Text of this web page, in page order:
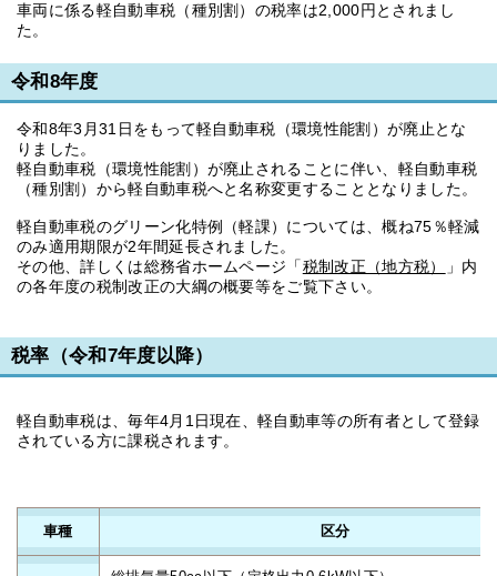
車両に係る軽自動車税（種別割）の税率は2,000円とされまし
た。
令和8年度
令和8年3月31日をもって軽自動車税（環境性能割）が廃止とな
りました。
軽自動車税（環境性能割）が廃止されることに伴い、軽自動車税
（種別割）から軽自動車税へと名称変更することとなりました。
軽自動車税のグリーン化特例（軽課）については、概ね75％軽減
のみ適用期限が2年間延長されました。
その他、詳しくは総務省ホームページ「税制改正（地方税）
」内
の各年度の税制改正の大綱の概要等をご覧下さい。
税率（令和7年度以降）
軽自動車税は、毎年4月1日現在、軽自動車等の所有者として登録
されている方に課税されます。
車種 区分